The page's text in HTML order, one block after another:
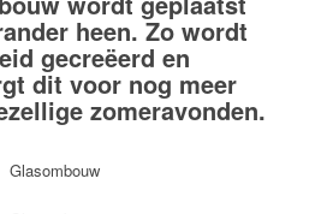
heen. Zo wordt
gecreëerd en
dit voor nog meer
zomeravonden.